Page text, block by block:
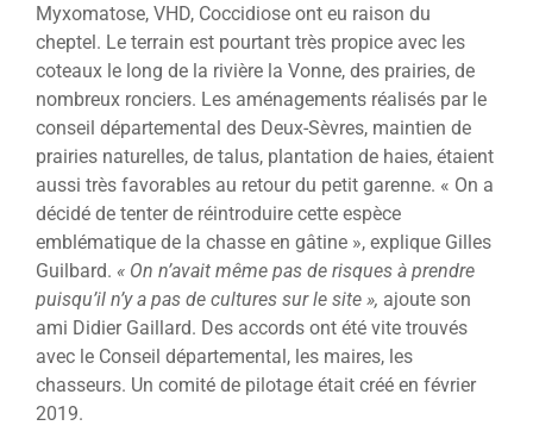
Myxomatose, VHD, Coccidiose ont eu raison du
cheptel. Le terrain est pourtant très propice avec les
coteaux le long de la rivière la Vonne, des prairies, de
nombreux ronciers. Les aménagements réalisés par le
conseil départemental des Deux-Sèvres, maintien de
prairies naturelles, de talus, plantation de haies, étaient
aussi très favorables au retour du petit garenne. « On a
décidé de tenter de réintroduire cette espèce
emblématique de la chasse en gâtine », explique Gilles
Guilbard. « On n’avait même pas de risques à prendre
puisqu’il n’y a pas de cultures sur le site », ajoute son
ami Didier Gaillard. Des accords ont été vite trouvés
avec le Conseil départemental, les maires, les
chasseurs. Un comité de pilotage était créé en février
2019.